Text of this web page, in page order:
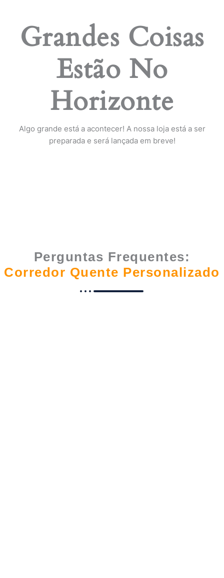
Grandes Coisas
Estão No
Horizonte
Algo grande está a acontecer! A nossa loja está a ser
preparada e será lançada em breve!
Perguntas Frequentes:
Corredor Quente Personalizado